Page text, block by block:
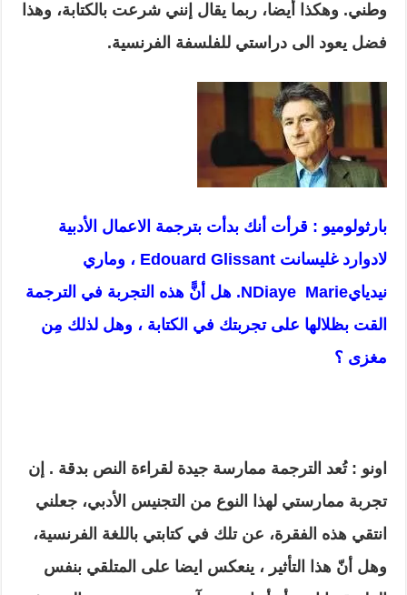
وطني. وهكذا أيضا، ربما يقال إنني شرعت بالكتابة، وهذا
فضل يعود الى دراستي للفلسفة الفرنسية.
بارثولوميو : قرأت أنك بدأت بترجمة الاعمال الأدبية
لادوارد غليسانتEdouard Glissant ، وماري
نيدياي
NDiaye Marie
. هل أنًّ هذه التجربة في الترجمة
القت بظلالها على تجربتك في الكتابة ، وهل لذلك مِن
مغزى ؟
اونو : تُعد الترجمة ممارسة جيدة لقراءة النص بدقة . إن
تجربة ممارستي لهذا النوع من التجنيس الأدبي، جعلني
انتقي هذه الفقرة، عن تلك في كتابتي باللغة الفرنسية،
وهل أنّ هذا التأثير ، ينعكس ايضا على المتلقي بنفس